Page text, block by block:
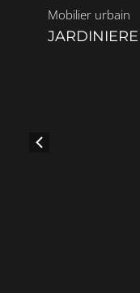
Mobilier urbain•
JARDINIERE